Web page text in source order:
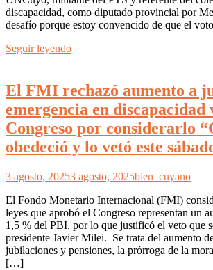
discapacidad, como diputado provincial por
desafío porque estoy convencido de que el
Seguir leyendo
El FMI rechazó aumento a
emergencia en discapacidad
Congreso por considerarlo
obedeció y lo vetó este
3 agosto, 20253 agosto, 2025bien_cuyano
El Fondo Monetario Internacional (FMI)
leyes que aprobó el Congreso representan un
1,5 % del PBI, por lo que justificó el veto que
presidente Javier Milei. Se trata del aumento
jubilaciones y pensiones, la prórroga de la
[…]